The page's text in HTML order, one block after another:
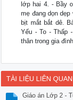
lớp hai 4. - Bầy
mẹ đang dọn
bịt mắt bắt dê.
Yếu - To - Thấp
thân trong gia
TÀI LIỆU LIÊN QUAN
Giáo án Lớp 2 -